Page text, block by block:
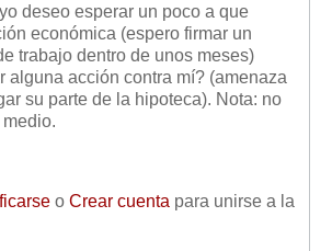
deseo esperar un poco a que
económica (espero firmar un
trabajo dentro de unos meses)
alguna acción contra mí? (amenaza
su parte de la hipoteca). Nota: no
o Crear cuenta para unirse a la